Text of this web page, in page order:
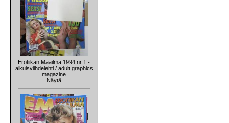
Erotiikan Maailma 1994 nr 1 -
aikuisviihdelehti / adult graphics
magazine
Näytä